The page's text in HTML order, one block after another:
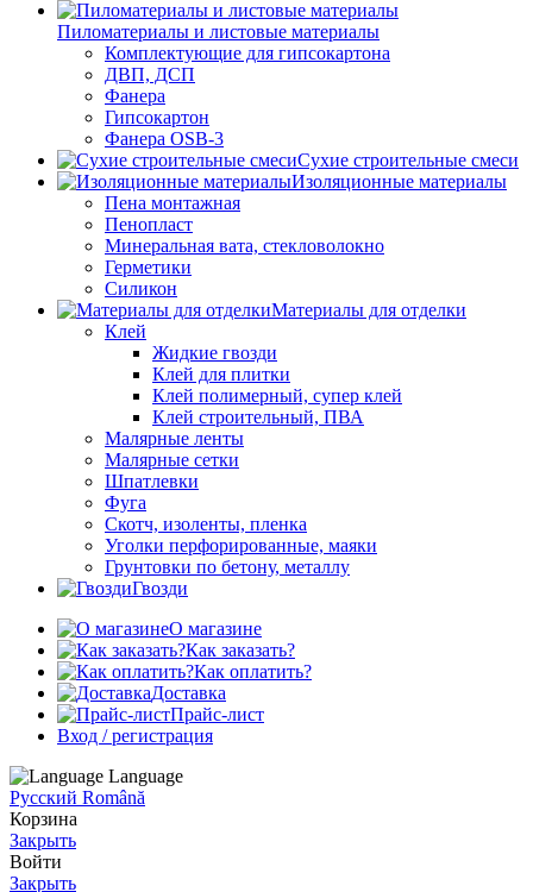
Пиломатериалы и листовые материалы
Комплектующие для гипсокартона
ДВП, ДСП
Фанера
Гипсокартон
Фанера OSB-3
Сухие строительные смеси
Изоляционные материалы
Пена монтажная
Пенопласт
Минеральная вата, стекловолокно
Герметики
Силикон
Материалы для отделки
Клей
Жидкие гвозди
Клей для плитки
Клей полимерный, супер клей
Клей строительный, ПВА
Малярные ленты
Малярные сетки
Шпатлевки
Фуга
Скотч, изоленты, пленка
Уголки перфорированные, маяки
Грунтовки по бетону, металлу
Гвозди
О магазине
Как заказать?
Как оплатить?
Доставка
Прайс-лист
Вход / регистрация
Language
Русский Română
Корзина
Закрыть
Войти
Закрыть